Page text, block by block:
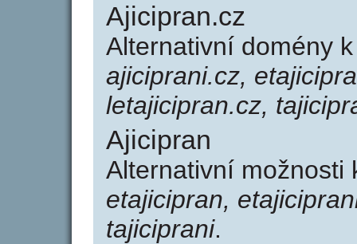
Ajicipran.cz
Alternativní domény
ajiciprani.cz,
letajicipran.cz,
Ajicipran
Alternativní
etajicipran,
tajiciprani.